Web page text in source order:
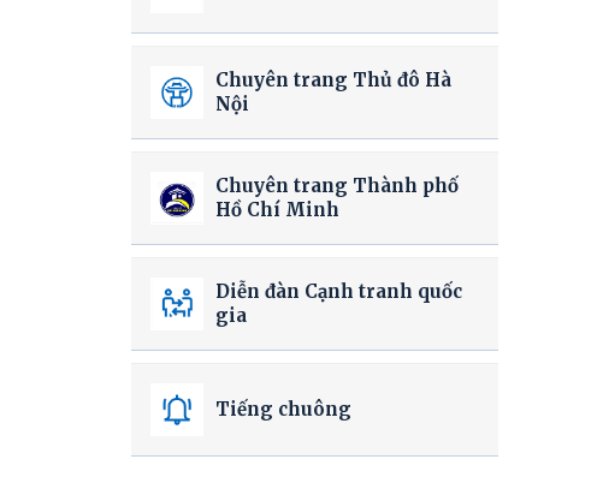
Chuyên trang Thủ đô Hà
Nội
Chuyên trang Thành phố
Hồ Chí Minh
Diễn đàn Cạnh tranh quốc
gia
Tiếng chuông